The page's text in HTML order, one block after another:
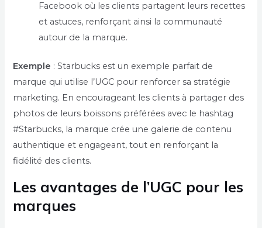
Facebook où les clients partagent leurs recettes
et astuces, renforçant ainsi la communauté
autour de la marque.
Exemple : Starbucks est un exemple parfait de
marque qui utilise l’UGC pour renforcer sa stratégie
marketing. En encourageant les clients à partager des
photos de leurs boissons préférées avec le hashtag
#Starbucks, la marque crée une galerie de contenu
authentique et engageant, tout en renforçant la
fidélité des clients.
Les avantages de l’UGC pour les
marques